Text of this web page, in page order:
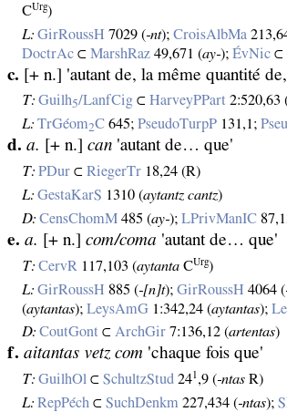
CUrg)
L: GirRoussH 7029 (‑nt);CroisAlbMa
DoctrAc ⊂MarshRaz 49,671 (ay‑);ÉvNic ⊂
c. [+ n.] 'autant de, la même quantité
T: Guilh5/LanfCig ⊂HarveyPPart 2:520,63
L: TrGéom2C 645;PseudoTurpP 131,1;
d. a. [+ n.] can 'autant de… que'
T: PDur ⊂RiegerTr 18,24 (R)
L: GestaKarS 1310 (aytantz cantz)
D: CensChomM 485 (ay‑);LPrivManIC
e. a. [+ n.] com/coma 'autant de… que'
T: CervR 117,103 (aytanta CUrg)
L: GirRoussH 885 (‑[n]t);GirRoussH 4064 (
(aytantas);LeysAmG 1:342,24 (aytantas);
D: CoutGont ⊂ArchGir 7:136,12 (artentas)
f. aitantas vetz com 'chaque fois que'
T: GuilhOl ⊂SchultzStud 241 ,9 (‑ntas R)
L: RepPéch ⊂SuchDenkm 227,434 (‑ntas);